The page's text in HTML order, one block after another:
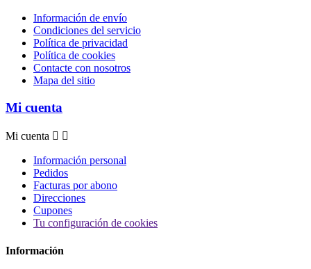
Información de envío
Condiciones del servicio
Política de privacidad
Política de cookies
Contacte con nosotros
Mapa del sitio
Mi cuenta
Mi cuenta  
Información personal
Pedidos
Facturas por abono
Direcciones
Cupones
Tu configuración de cookies
Información